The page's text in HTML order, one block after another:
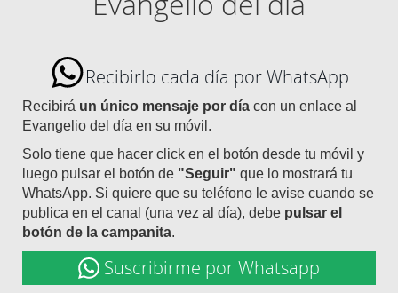
Recibirlo cada día por WhatsApp
Recibirá un único mensaje por día con un enlace al
Evangelio del día en su móvil.
Solo tiene que hacer click en el botón desde tu móvil y
luego pulsar el botón de "Seguir" que lo mostrará tu
WhatsApp. Si quiere que su teléfono le avise cuando se
publica en el canal (una vez al día), debe pulsar el
botón de la campanita.
Suscribirme por Whatsapp